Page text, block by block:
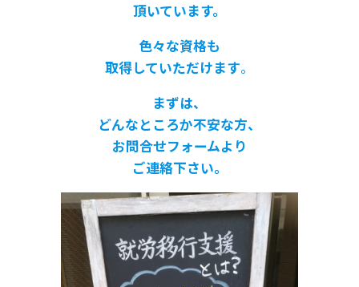
頂いています。
色々な資格も
取得していただけます。
まずは、
どんなところか不安な方、
お問合せフォームより
ご連絡下さい。